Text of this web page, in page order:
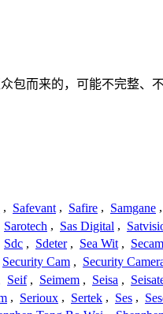
包而来的，可能不完整
, Safevant , Safire , Samgane ,
Sarotech , Sas Digital ,
Sdc , Sdeter , Sea Wit ,
Security Cam , Security
Seif , Seimem , Seisa ,
, Serioux , Sertek , Ses ,